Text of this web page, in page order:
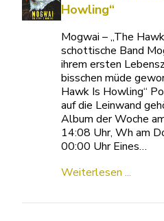
Howling“
Mogwai – „The
schottische Band
ihrem ersten
bisschen müde
Hawk Is Howling“
auf die Leinwand
Album der Woche
14:08 Uhr, Wh am
00:00 Uhr Eines…
Weiterlesen ...